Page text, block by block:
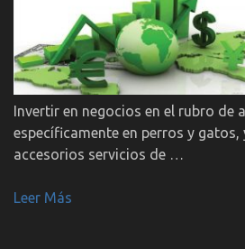
Invertir en negocios en el rubro de
específicamente en perros y gatos,
accesorios servicios de …
Leer Más